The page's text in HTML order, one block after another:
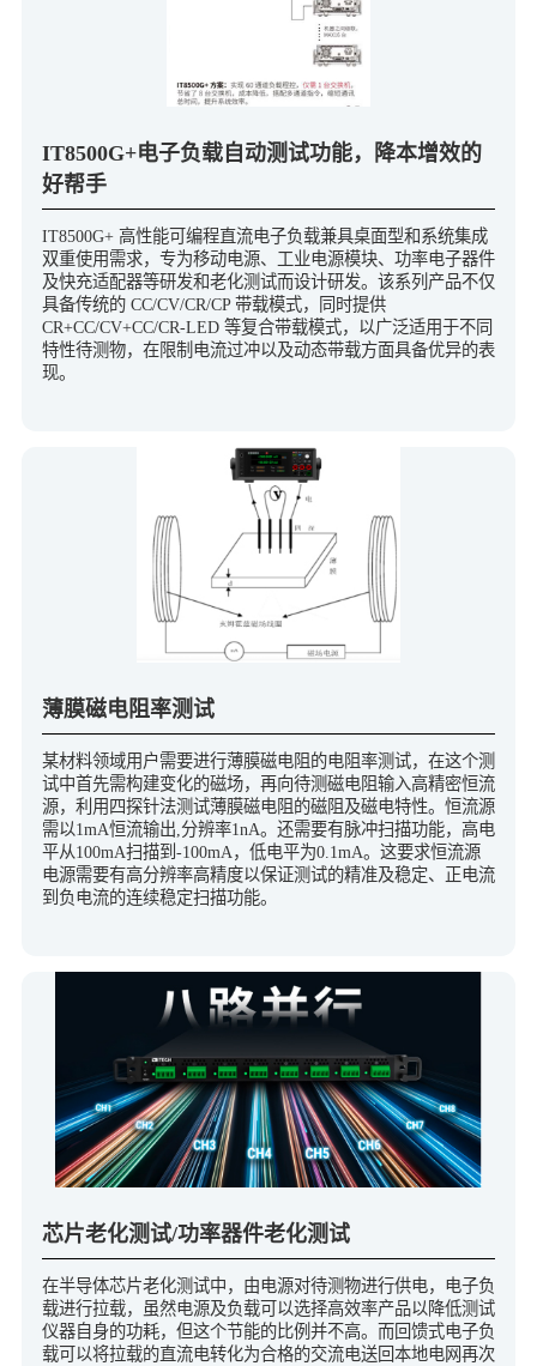
IT8500G+电子负载自动测试功能，降本增效的
好帮手
IT8500G+ 高性能可编程直流电子负载兼具桌面型和系统集成
双重使用需求，专为移动电源、工业电源模块、功率电子器件
及快充适配器等研发和老化测试而设计研发。该系列产品不仅
具备传统的 CC/CV/CR/CP 带载模式，同时提供
CR+CC/CV+CC/CR-LED 等复合带载模式，以广泛适用于不同
特性待测物，在限制电流过冲以及动态带载方面具备优异的表
现。
薄膜磁电阻率测试
某材料领域用户需要进行薄膜磁电阻的电阻率测试，在这个测
试中首先需构建变化的磁场，再向待测磁电阻输入高精密恒流
源，利用四探针法测试薄膜磁电阻的磁阻及磁电特性。恒流源
需以1mA恒流输出,分辨率1nA。还需要有脉冲扫描功能，高电
平从100mA扫描到-100mA，低电平为0.1mA。这要求恒流源
电源需要有高分辨率高精度以保证测试的精准及稳定、正电流
到负电流的连续稳定扫描功能。
芯片老化测试/功率器件老化测试
在半导体芯片老化测试中，由电源对待测物进行供电，电子负
载进行拉载，虽然电源及负载可以选择高效率产品以降低测试
仪器自身的功耗，但这个节能的比例并不高。而回馈式电子负
载可以将拉载的直流电转化为合格的交流电送回本地电网再次